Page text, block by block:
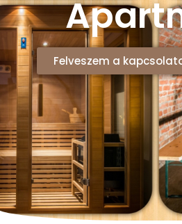
Felveszem a